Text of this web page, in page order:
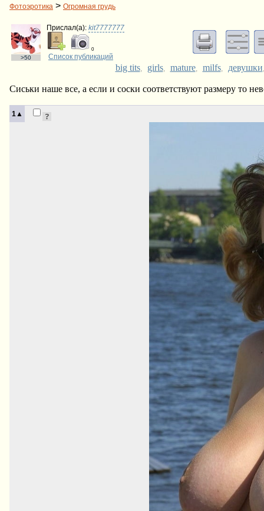
Фотоэротика > Огромная грудь
>50
Прислал(a): kit7777777
0
Список публикаций
big tits, girls, mature, milfs, девушки
Сиськи наше все, а если и соски соответствуют размеру то
1▲